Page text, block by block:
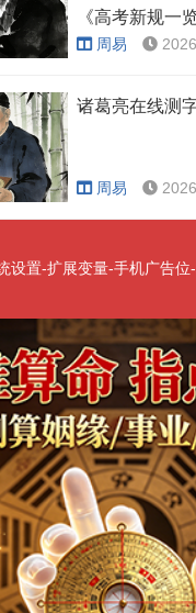
《高考新规一览
周易
诸葛亮在线测
周易
设置-扩展变量-手机广告位